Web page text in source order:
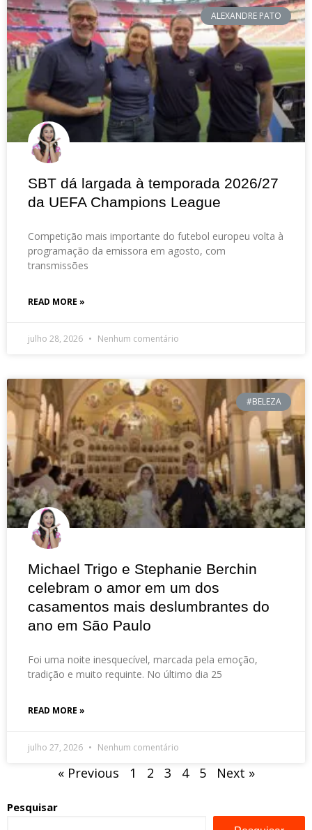
ALEXANDRE PATO
SBT dá largada à temporada 2026/27
da UEFA Champions League
Competição mais importante do futebol europeu volta à
programação da emissora em agosto, com
transmissões
READ MORE »
julho 28, 2026 Nenhum comentário
#BELEZA
Michael Trigo e Stephanie Berchin
celebram o amor em um dos
casamentos mais deslumbrantes do
ano em São Paulo
Foi uma noite inesquecível, marcada pela emoção,
tradição e muito requinte. No último dia 25
READ MORE »
julho 27, 2026 Nenhum comentário
« Previous 1 2 3 4 5 Next »
Pesquisar